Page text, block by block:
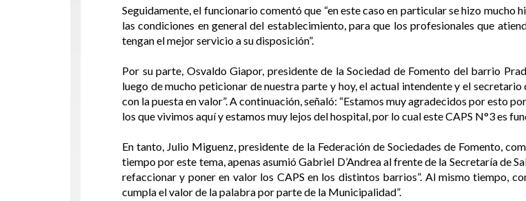
Seguidamente, el funcionario comentó que “en este caso en particular se hizo mucho
las condiciones en general del establecimiento, para que los profesionales que
tengan el mejor servicio a su disposición”.
Por su parte, Osvaldo Giapor, presidente de la Sociedad de Fomento del barrio
luego de mucho peticionar de nuestra parte y hoy, el actual intendente y el
con la puesta en valor”. A continuación, señaló: “Estamos muy agradecidos por esto
los que vivimos aquí y estamos muy lejos del hospital, por lo cual este CAPS N°3 es
En tanto, Julio Miguenz, presidente de la Federación de Sociedades de Fomento,
tiempo por este tema, apenas asumió Gabriel D’Andrea al frente de la Secretaría de
refaccionar y poner en valor los CAPS en los distintos barrios”. Al mismo tiempo,
cumpla el valor de la palabra por parte de la Municipalidad”.